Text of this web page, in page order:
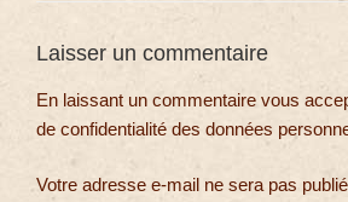
Laisser un commentaire
En laissant un commentaire vous
de confidentialité des données
Votre adresse e-mail ne sera pas